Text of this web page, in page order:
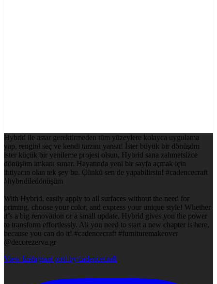
Hybrid ile astar gerektirmeden tüm yüzeylere kolayca uygulama
yap, rengini seç ve kendi tarzını yansıt! İster büyük bir dönüşüm
ister küçük bir yenileme projesi olsun, Hybrid sana zahmetsizce
dönüşüm imkanı sunar. Hayatında yeni bir sayfa açmak için
ihtiyacın olan tek şey bu. Çünkü sen de yapabilirsin! #cadencecraft
#hybridiledönüşüm
With Hybrid, easily apply to all surfaces without the need for
priming, choose your color, and express your unique style! Whether
it’s a big renovation or a small update, Hybrid gives you the power
to transform effortlessly. All you need to start a new chapter is here,
because you can do it! #cadencecraft #furnituremakeover
@decorezerva.gr
View Instagram post by cadencecraft